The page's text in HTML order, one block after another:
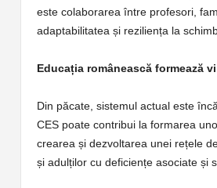
este colaborarea între profesori,
adaptabilitatea și reziliența la
Educația românească formează
Din păcate, sistemul actual este
CES poate contribui la formarea
crearea și dezvoltarea unei rețele
și adulților cu deficiențe asociate și